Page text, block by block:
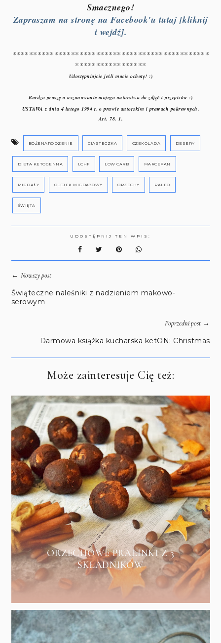
Smacznego!
Zapraszam na stronę na Facebook'u tutaj [kliknij
i wejdź].
***********************************************
*****************
Udostępniajcie jeśli macie ochotę! :)
Bardzo proszę o uszanowanie mojego autorstwa do zdjęć i przepisów :)
USTAWA z dnia 4 lutego 1994 r. o prawie autorskim i prawach pokrewnych.
Art. 78. 1.
BOŻENARODZENIE CIASTECZKA CZEKOLADA DESERY
DIETA KETOGENNA LCHF LOW CARB MARCEPAN
MIGDAŁY OLEJEK MIGDAŁOWY ORZECHY PALEO
ŚWIĘTA
UDOSTĘPNIJ TEN WPIS:
← Nowszy post
Świąteczne naleśniki z nadzieniem makowo-
serowym
Poprzedni post→
Darmowa książka kucharska ketON: Christmas
Może zainteresuje Cię też:
ORZECHOWE PRALINKI Z 3
SKŁADNIKÓW